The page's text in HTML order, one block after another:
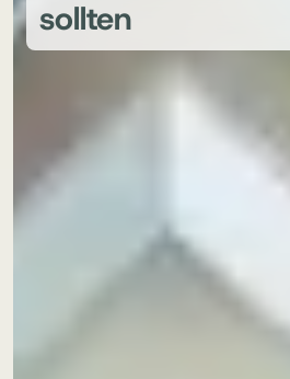
sollten